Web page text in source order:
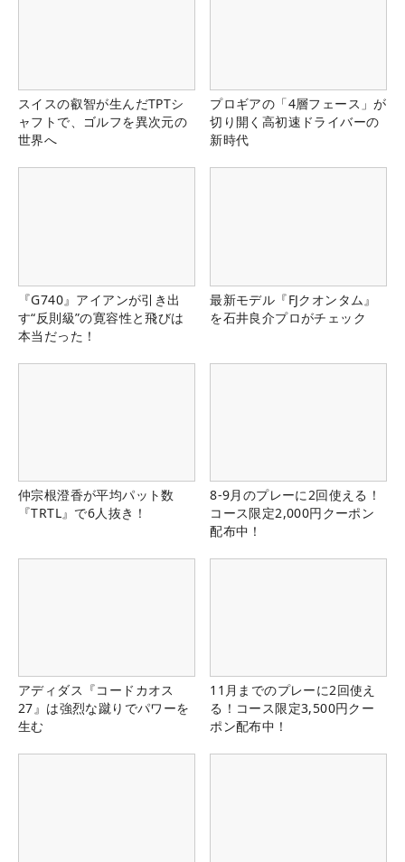
スイスの叡智が生んだTPTシ
ャフトで、ゴルフを異次元の
世界へ
プロギアの「4層フェース」が
切り開く高初速ドライバーの
新時代
『G740』アイアンが引き出
す“反則級”の寛容性と飛びは
本当だった！
最新モデル『FJクオンタム』
を石井良介プロがチェック
仲宗根澄香が平均パット数
『TRTL』で6人抜き！
8-9月のプレーに2回使える！
コース限定2,000円クーポン
配布中！
アディダス『コードカオス
27』は強烈な蹴りでパワーを
生む
11月までのプレーに2回使え
る！コース限定3,500円クー
ポン配布中！